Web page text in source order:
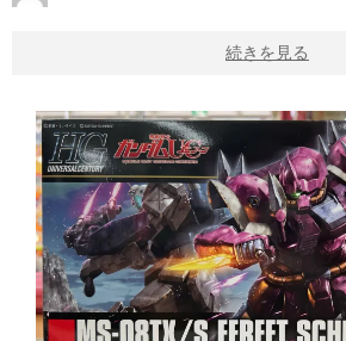
続きを見る